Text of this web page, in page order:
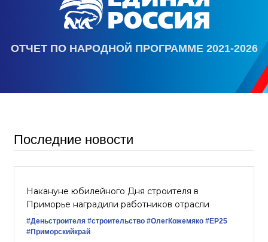
ОТЧЕТ ПО НАРОДНОЙ ПРОГРАММЕ 2021-2026
Последние новости
Накануне юбилейного Дня строителя в
Приморье наградили работников отрасли
#Деньстроителя #строительство #ОлегКожемяко #ЕР25
#Приморскийкрай